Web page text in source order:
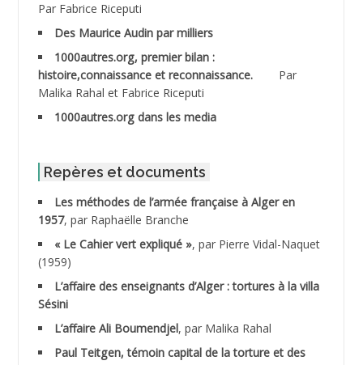
ABDESSELAMI Kouider
ABDESSLEM Ahmed dit le Coiffeur
ABDOUDOU
ABID Mohamed
ABNOUN Salah
ACHACHE M.*
ACHLAF Ali
ADALMI
Par Fabrice Riceputi
Des Maurice Audin par milliers
1000autres.org, premier bilan :
histoire,connaissance et reconnaissance.
Par
Malika Rahal et Fabrice Riceputi
1000autres.org dans les media
Repères et documents
Les méthodes de l’armée française à Alger en
1957, par Raphaëlle Branche
« Le Cahier vert expliqué », par Pierre Vidal-Naquet
(1959)
L’affaire des enseignants d’Alger : tortures à la villa
Sésini
L’affaire Ali Boumendjel, par Malika Rahal
Paul Teitgen, témoin capital de la torture et des